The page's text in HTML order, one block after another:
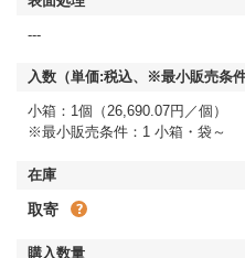
---
小箱：1個（26,690.07円／個）
※最小販売条件：1 小箱・袋～
取寄